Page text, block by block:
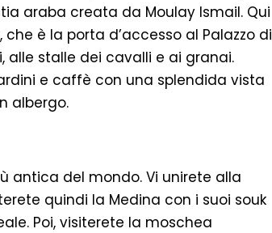
araba creata da Moulay Ismail. Qui
è la porta d’accesso al Palazzo di
alle stalle dei cavalli e ai granai.
e caffè con una splendida vista
albergo.
antica del mondo. Vi unirete alla
quindi la Medina con i suoi souk
Poi, visiterete la moschea